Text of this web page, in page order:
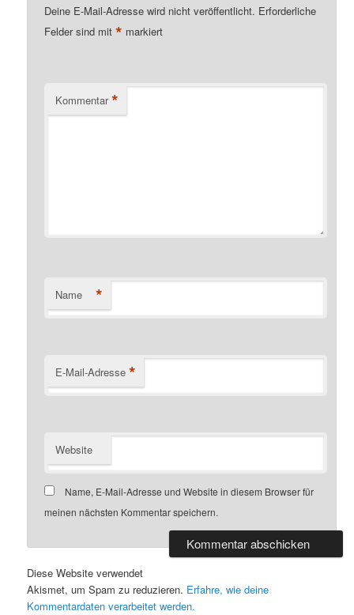
Deine E-Mail-Adresse wird nicht veröffentlicht. Erforderliche
Felder sind mit* markiert
Kommentar *
Name *
E-Mail-Adresse *
Website
Name, E-Mail-Adresse und Website in diesem Browser für
meinen nächsten Kommentar speichern.
Diese Website verwendet
Akismet, um Spam zu reduzieren. Erfahre, wie deine
Kommentardaten verarbeitet werden.